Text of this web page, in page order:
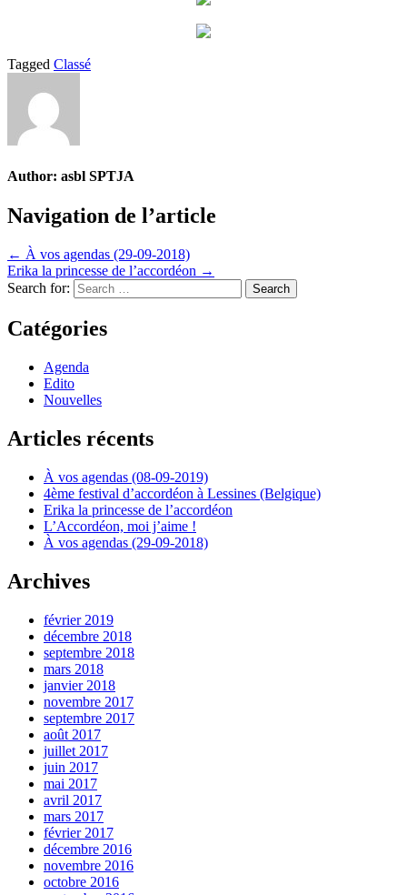
Tagged Classé
Author: asbl SPTJA
Navigation de l’article
← À vos agendas (29-09-2018)
Erika la princesse de l’accordéon →
Search for:
Catégories
Agenda
Edito
Nouvelles
Articles récents
À vos agendas (08-09-2019)
4ème festival d’accordéon à Lessines (Belgique)
Erika la princesse de l’accordéon
L’Accordéon, moi j’aime !
À vos agendas (29-09-2018)
Archives
février 2019
décembre 2018
septembre 2018
mars 2018
janvier 2018
novembre 2017
septembre 2017
août 2017
juillet 2017
juin 2017
mai 2017
avril 2017
mars 2017
février 2017
décembre 2016
novembre 2016
octobre 2016